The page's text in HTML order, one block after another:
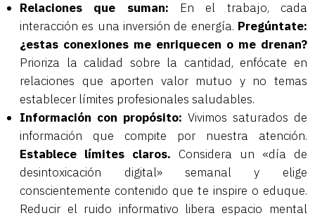
Relaciones que suman: En el trabajo, cada
interacción es una inversión de energía. Pregúntate:
¿estas conexiones me enriquecen o me drenan?
Prioriza la calidad sobre la cantidad, enfócate en
relaciones que aporten valor mutuo y no temas
establecer límites profesionales saludables.
Información con propósito: Vivimos saturados de
información que compite por nuestra atención.
Establece límites claros. Considera un «día de
desintoxicación digital» semanal y elige
conscientemente contenido que te inspire o eduque.
Reducir el ruido informativo libera espacio mental